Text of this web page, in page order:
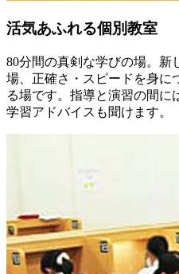
活気あふれる個別教室
80分間の真剣な学びの場。新
場、正確さ・スピードを身に
る場です。指導と演習の間に
学習アドバイスも聞けます。